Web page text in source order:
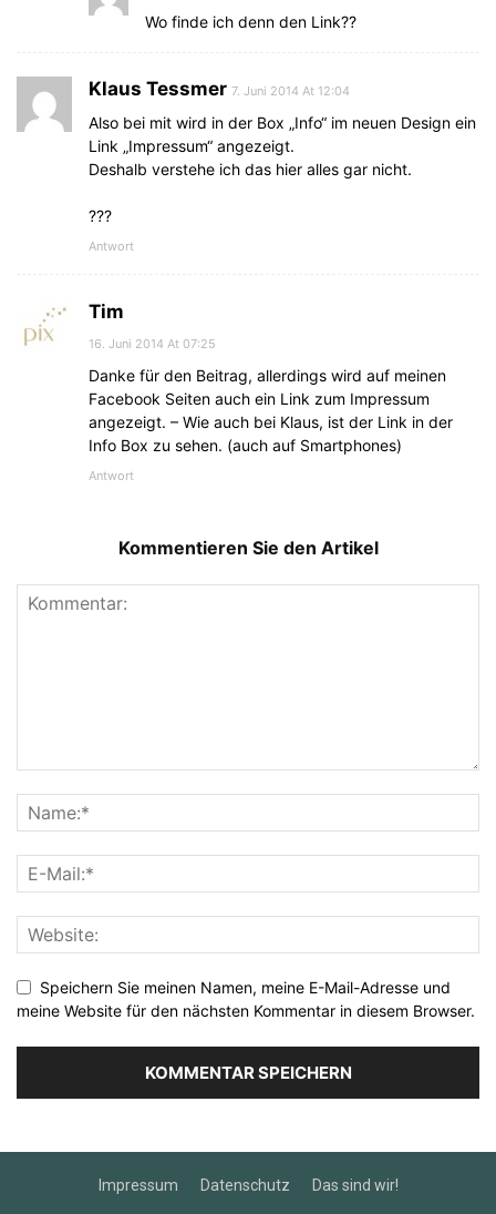
Wo finde ich denn den Link??
Klaus Tessmer 7. Juni 2014 At 12:04
Also bei mit wird in der Box „Info“ im neuen Design ein
Link „Impressum“ angezeigt.
Deshalb verstehe ich das hier alles gar nicht.
???
Antwort
Tim
16. Juni 2014 At 07:25
Danke für den Beitrag, allerdings wird auf meinen
Facebook Seiten auch ein Link zum Impressum
angezeigt. – Wie auch bei Klaus, ist der Link in der
Info Box zu sehen. (auch auf Smartphones)
Antwort
Kommentieren Sie den Artikel
Speichern Sie meinen Namen, meine E-Mail-Adresse und
meine Website für den nächsten Kommentar in diesem Browser.
Impressum Datenschutz Das sind wir!